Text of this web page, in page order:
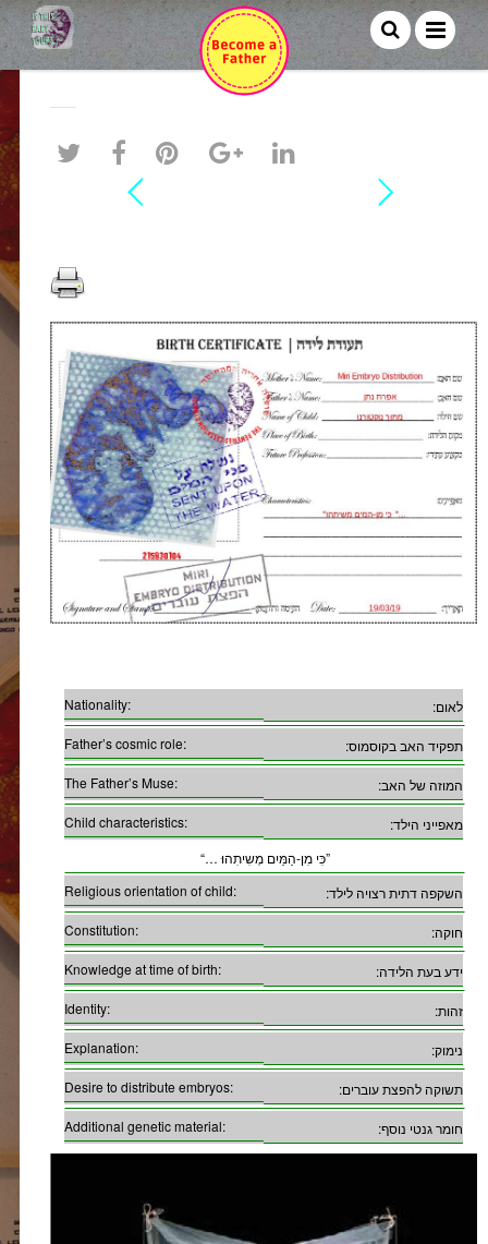
Nationality: לאום:
Father’s cosmic role: תפקיד האב בקוסמוס:
The Father’s Muse: המוזה של האב:
Child characteristics:
מאפייני הילד:
“… כִּי מִן-הַמַּיִם מְשִיתִהוּ”
Religious orientation of child:
השקפה דתית רצויה לילד:
Constitution: חוקה:
Knowledge at time of birth: ידע בעת הלידה:
Identity: זהות:
Explanation: נימוק:
Desire to distribute embryos: תשוקה להפצת עוברים:
Additional genetic material: חומר גנטי נוסף: